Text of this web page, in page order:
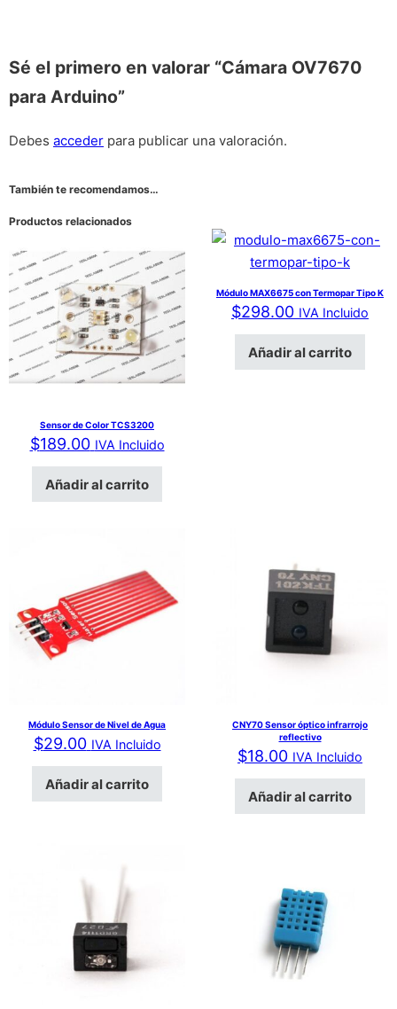
Sé el primero en valorar “Cámara OV7670
para Arduino”
Debes acceder para publicar una valoración.
También te recomendamos…
Productos relacionados
Sensor de Color TCS3200
$189.00 IVA Incluido
Añadir al carrito
Módulo MAX6675 con Termopar Tipo K
$298.00 IVA Incluido
Añadir al carrito
Módulo Sensor de Nivel de Agua
$29.00 IVA Incluido
Añadir al carrito
CNY70 Sensor óptico infrarrojo
reflectivo
$18.00 IVA Incluido
Añadir al carrito